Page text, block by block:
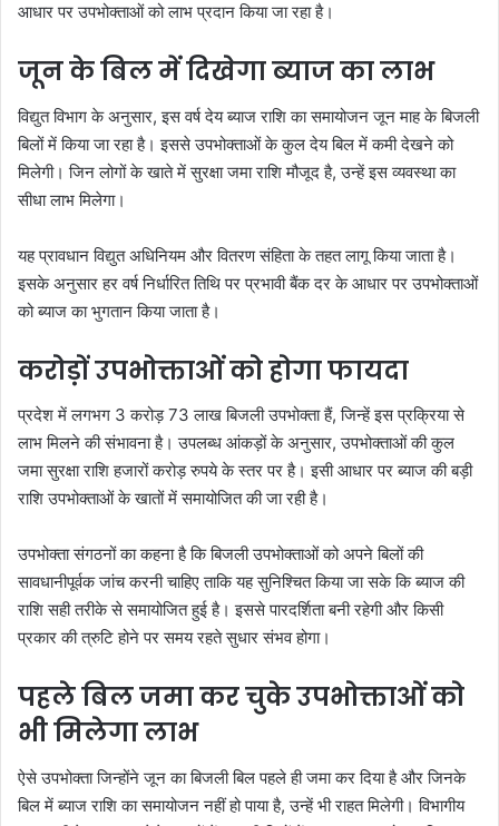
आधार पर उपभोक्ताओं को लाभ प्रदान किया जा रहा है।
जून के बिल में दिखेगा ब्याज का लाभ
विद्युत विभाग के अनुसार, इस वर्ष देय ब्याज राशि का समायोजन जून माह के बिजली
बिलों में किया जा रहा है। इससे उपभोक्ताओं के कुल देय बिल में कमी देखने को
मिलेगी। जिन लोगों के खाते में सुरक्षा जमा राशि मौजूद है, उन्हें इस व्यवस्था का
सीधा लाभ मिलेगा।
यह प्रावधान विद्युत अधिनियम और वितरण संहिता के तहत लागू किया जाता है।
इसके अनुसार हर वर्ष निर्धारित तिथि पर प्रभावी बैंक दर के आधार पर उपभोक्ताओं
को ब्याज का भुगतान किया जाता है।
करोड़ों उपभोक्ताओं को होगा फायदा
प्रदेश में लगभग 3 करोड़ 73 लाख बिजली उपभोक्ता हैं, जिन्हें इस प्रक्रिया से
लाभ मिलने की संभावना है। उपलब्ध आंकड़ों के अनुसार, उपभोक्ताओं की कुल
जमा सुरक्षा राशि हजारों करोड़ रुपये के स्तर पर है। इसी आधार पर ब्याज की बड़ी
राशि उपभोक्ताओं के खातों में समायोजित की जा रही है।
उपभोक्ता संगठनों का कहना है कि बिजली उपभोक्ताओं को अपने बिलों की
सावधानीपूर्वक जांच करनी चाहिए ताकि यह सुनिश्चित किया जा सके कि ब्याज की
राशि सही तरीके से समायोजित हुई है। इससे पारदर्शिता बनी रहेगी और किसी
प्रकार की त्रुटि होने पर समय रहते सुधार संभव होगा।
पहले बिल जमा कर चुके उपभोक्ताओं को
भी मिलेगा लाभ
ऐसे उपभोक्ता जिन्होंने जून का बिजली बिल पहले ही जमा कर दिया है और जिनके
बिल में ब्याज राशि का समायोजन नहीं हो पाया है, उन्हें भी राहत मिलेगी। विभागीय